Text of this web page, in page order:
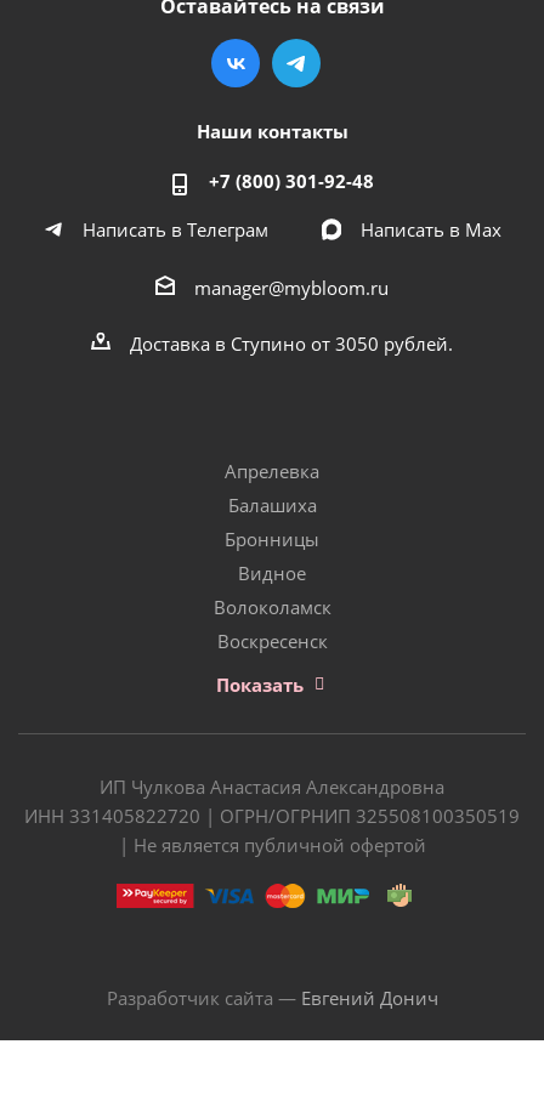
Оставайтесь на связи
Наши контакты
+7 (800) 301-92-48
Написать в Телеграм
Написать в Мах
manager@mybloom.ru
Доставка в Ступино от 3050 рублей.
Апрелевка
Балашиха
Бронницы
Видное
Волоколамск
Воскресенск
Показать
ИП Чулкова Анастасия Александровна
ИНН 331405822720 | ОГРН/ОГРНИП 325508100350519
| Не является публичной офертой
Разработчик сайта — Евгений Донич